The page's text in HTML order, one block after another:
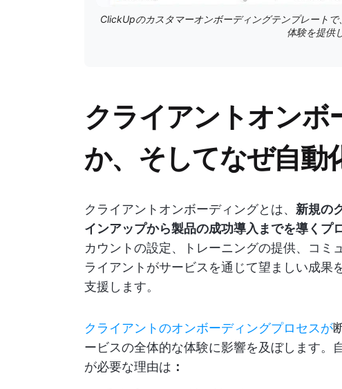
ClickUpのカスタマーオンボーディングテンプレート
体験を提供
クライアントオンボ
か、そしてなぜ自動
クライアントオンボーディングとは、 新規の
インアップから製品の成功導入までを導くプ
カウントの設定、トレーニングの提供、コミ
ライアントがサービスを通じて望ましい成果
支援します。
クライアントのオンボーディングプロセスが
ービスの全体的な体験に影響を及ぼします。
が必要な理由は ：